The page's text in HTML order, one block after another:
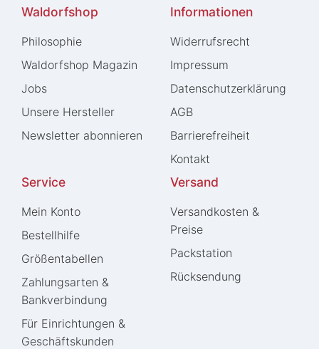
Waldorfshop
Philosophie
Waldorfshop Magazin
Jobs
Unsere Hersteller
Newsletter abonnieren
Informationen
Widerrufs­recht
Impressum
Daten­schutz­erklärung
AGB
Barrierefreiheit
Kontakt
Service
Mein Konto
Bestellhilfe
Größentabellen
Zahlungsarten &
Bankverbindung
Für Einrichtungen &
Geschäftskunden
Versand
Versandkosten &
Preise
Packstation
Rücksendung